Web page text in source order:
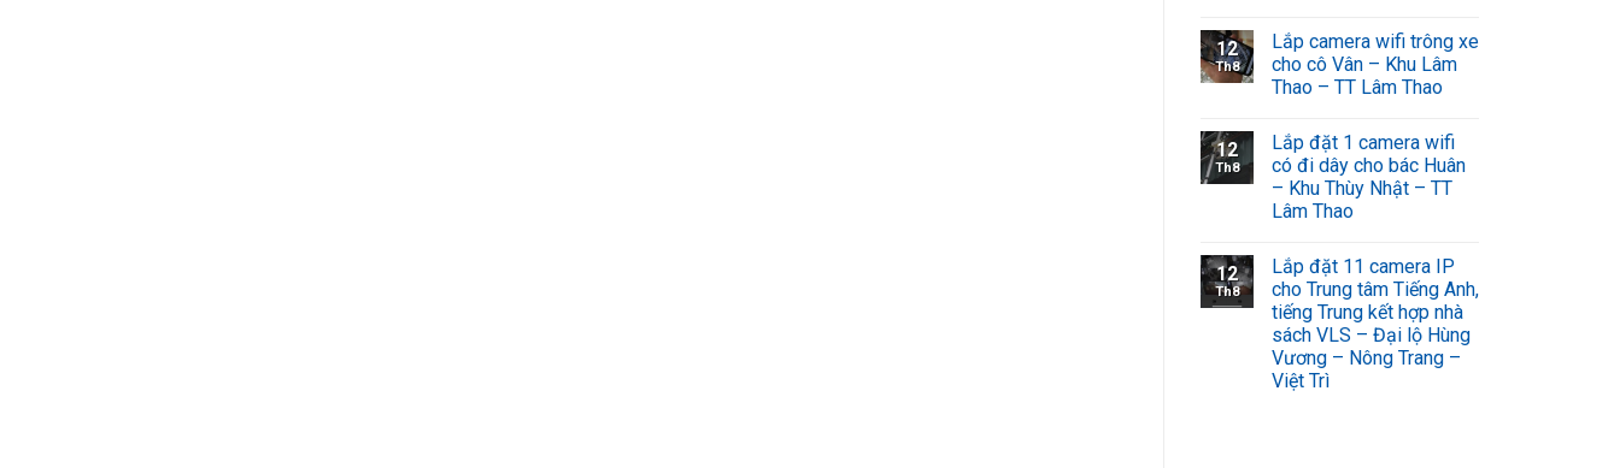
12
Th8
Lắp camera wifi trông xe
cho cô Vân – Khu Lâm
Thao – TT Lâm Thao
12
Th8
Lắp đặt 1 camera wifi
có đi dây cho bác Huân
– Khu Thùy Nhật – TT
Lâm Thao
12
Th8
Lắp đặt 11 camera IP
cho Trung tâm Tiếng Anh,
tiếng Trung kết hợp nhà
sách VLS – Đại lộ Hùng
Vương – Nông Trang –
Việt Trì